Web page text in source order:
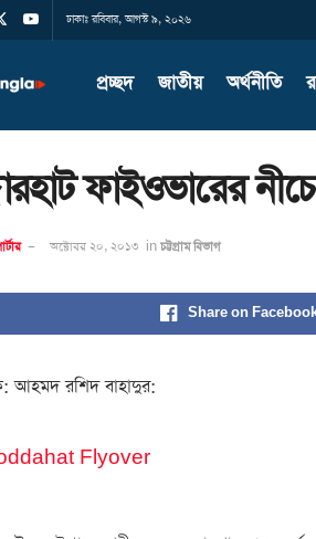
ঢাকাঃ রবিবার, আগস্ট ৯, ২০২৬
প্রচ্ছদ জাতীয় অর্থনীতি
ফাইওভারের
অক্টোবর ২০, ২০১৩ in চট্টগ্রাম বিভাগ
Share on
আহমদ রশিদ বাহাদুর: